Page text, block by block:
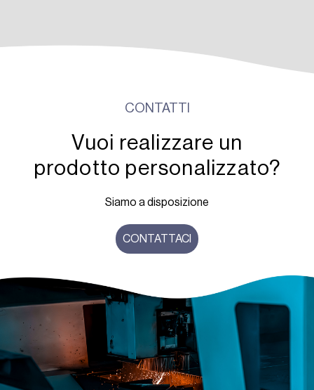
CONTATTI
Vuoi realizzare un
prodotto personalizzato?
Siamo a disposizione
CONTATTACI